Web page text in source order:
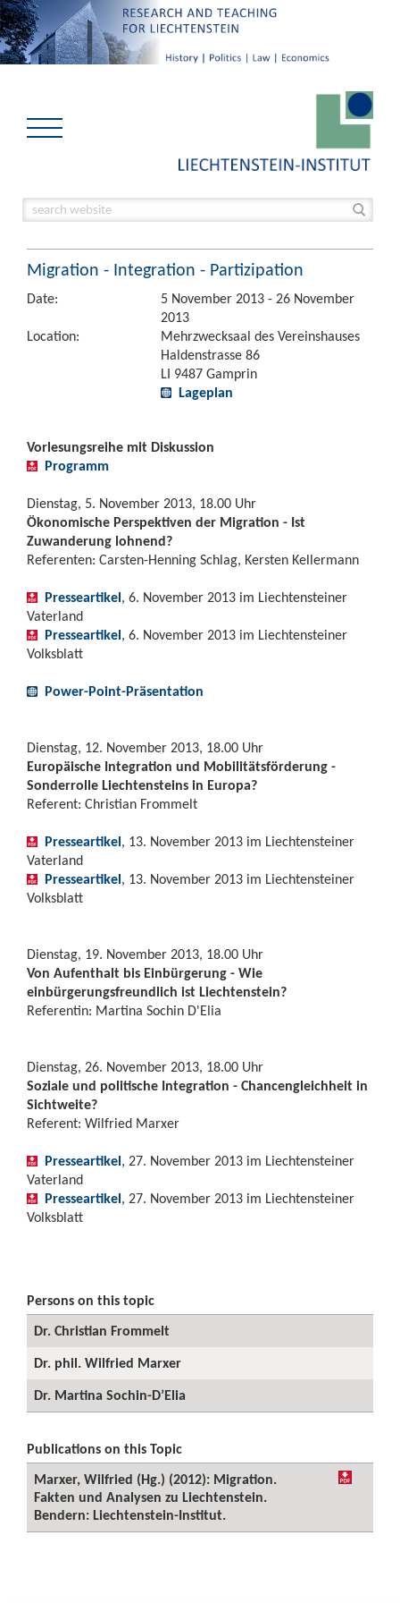
Migration - Integration - Partizipation
Date:
5 November 2013 - 26 November
2013
Location:
Mehrzwecksaal des Vereinshauses
Haldenstrasse 86
LI 9487 Gamprin
Lageplan
Vorlesungsreihe mit Diskussion
Programm
Dienstag, 5. November 2013, 18.00 Uhr
Ökonomische Perspektiven der Migration - Ist
Zuwanderung lohnend?
Referenten: Carsten-Henning Schlag, Kersten Kellermann
Presseartikel, 6. November 2013 im Liechtensteiner
Vaterland
Presseartikel, 6. November 2013 im Liechtensteiner
Volksblatt
Power-Point-Präsentation
Dienstag, 12. November 2013, 18.00 Uhr
Europäische Integration und Mobilitätsförderung -
Sonderrolle Liechtensteins in Europa?
Referent: Christian Frommelt
Presseartikel, 13. November 2013 im Liechtensteiner
Vaterland
Presseartikel, 13. November 2013 im Liechtensteiner
Volksblatt
Dienstag, 19. November 2013, 18.00 Uhr
Von Aufenthalt bis Einbürgerung - Wie
einbürgerungsfreundlich ist Liechtenstein?
Referentin: Martina Sochin D'Elia
Dienstag, 26. November 2013, 18.00 Uhr
Soziale und politische Integration - Chancengleichheit in
Sichtweite?
Referent: Wilfried Marxer
Presseartikel, 27. November 2013 im Liechtensteiner
Vaterland
Presseartikel, 27. November 2013 im Liechtensteiner
Volksblatt
Persons on this topic
Dr. Christian Frommelt
Dr. phil. Wilfried Marxer
Dr. Martina Sochin-D’Elia
Publications on this Topic
Marxer, Wilfried (Hg.) (2012): Migration.
Fakten und Analysen zu Liechtenstein.
Bendern: Liechtenstein-Institut.